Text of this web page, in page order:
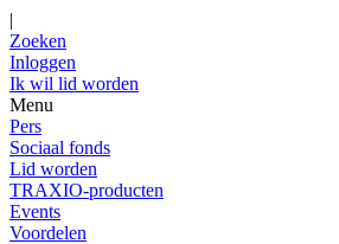
|
Zoeken
Inloggen
Ik wil lid worden
Menu
Pers
Sociaal fonds
Lid worden
TRAXIO-producten
Events
Voordelen